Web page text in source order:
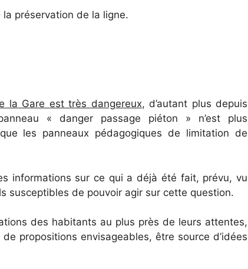
préservation de la ligne.
la Gare est très dangereux, d’autant plus depuis
« danger passage piéton » n’est plus
les panneaux pédagogiques de limitation de
informations sur ce qui a déjà été fait, prévu, vu
susceptibles de pouvoir agir sur cette question.
des habitants au plus près de leurs attentes,
propositions envisageables, être source d’idées